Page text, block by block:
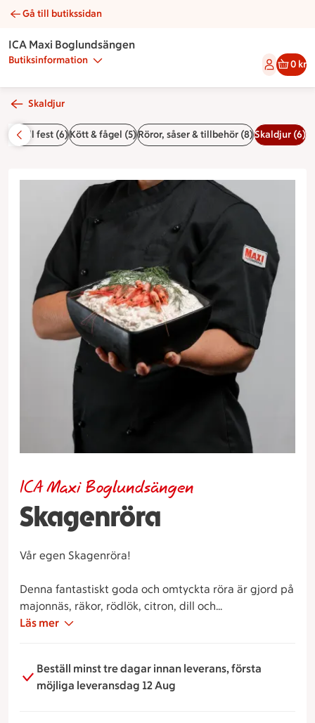
Skagenröra | Catering ICA Maxi Boglundsängen
Gå till butikssidan
ICA Maxi Boglundsängen
Butiksinformation 0 kr
Skaldjur
Bröd till fest (6)Kött & fågel (5)Röror, såser & tillbehör (8)Skaldjur (6)
Skagenröra
ICA Maxi Boglundsängen
Vår egen Skagenröra!
Denna fantastiskt goda och omtyckta röra är gjord på
majonnäs, räkor, rödlök, citron, dill och
cayennepeppar.
Läs mer
Beställ minst tre dagar innan leverans, första
möjliga leveransdag 12 Aug